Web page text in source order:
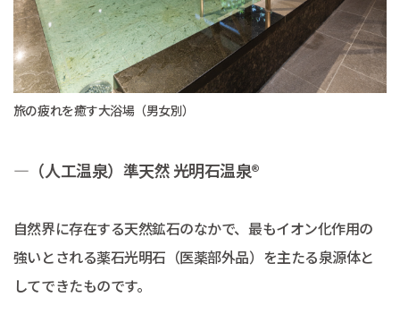
旅の疲れを癒す大浴場（男女別）
―（人工温泉）準天然 光明石温泉®
自然界に存在する天然鉱石のなかで、最もイオン化作用の
強いとされる薬石光明石（医薬部外品）を主たる泉源体と
してできたものです。